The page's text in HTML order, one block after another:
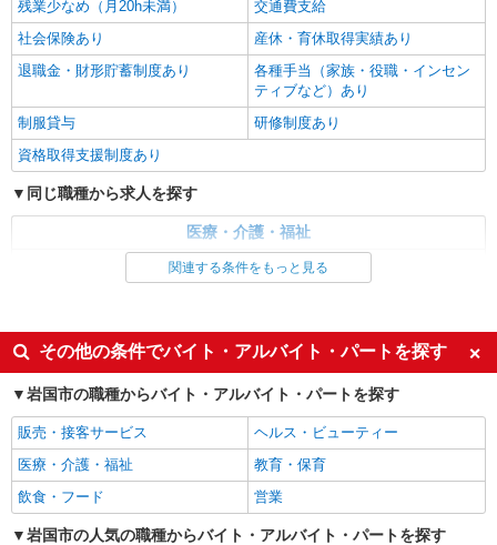
残業少なめ（月20h未満）
交通費支給
社会保険あり
産休・育休取得実績あり
退職金・財形貯蓄制度あり
各種手当（家族・役職・インセン
ティブなど）あり
制服貸与
研修制度あり
資格取得支援制度あり
同じ職種から求人を探す
医療・介護・福祉
未経験歓迎
ミドル（40代～）活躍中
ボーナス・賞与あり
車通勤OK
交通費支給
社会保険あり
産休・育休取得実績あり
関連する条件をもっと見る
その他の条件でバイト・アルバイト・パートを探す
岩国市の職種からバイト・アルバイト・パートを探す
販売・接客サービス
ヘルス・ビューティー
医療・介護・福祉
教育・保育
飲食・フード
営業
岩国市の人気の職種からバイト・アルバイト・パートを探す